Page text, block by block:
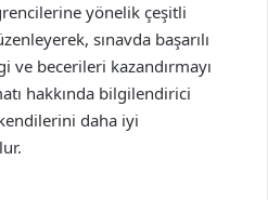
yönelik çeşitli
sınavda başarılı
becerileri kazandırmayı
hakkında bilgilendirici
daha iyi